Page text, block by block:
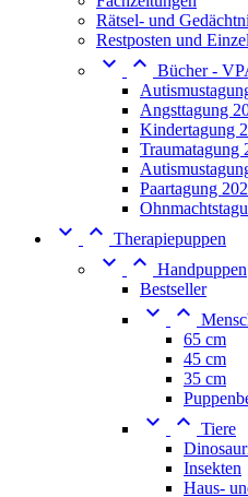
Rätsel- und
Restposten und
  Bücher -
Angsttagung
Kindertagung
Traumatagung
Paartagung
  Therapiepuppen
  Handpuppen
Bestseller
 
65 cm
45 cm
35 cm
  Tiere
Insekten
Haus-